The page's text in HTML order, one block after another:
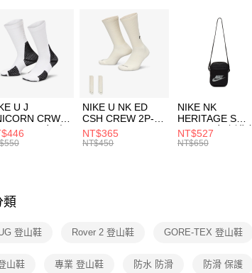
U J
CRW
-160 男女 中
FZ3393100
NIKE U NK ED
CSH CREW 2P-
144 EMBRDY 男
女 短統襪
NT$365
NT$450
NIKE NK
HERITAGE S
SMIT 男女 側背包
BA5871010
NT$527
NT$650
類
登山鞋 Rover 2 登山鞋 GORE-TEX 登山鞋
山鞋 專業 登山鞋 防水 防滑 防滑 保護